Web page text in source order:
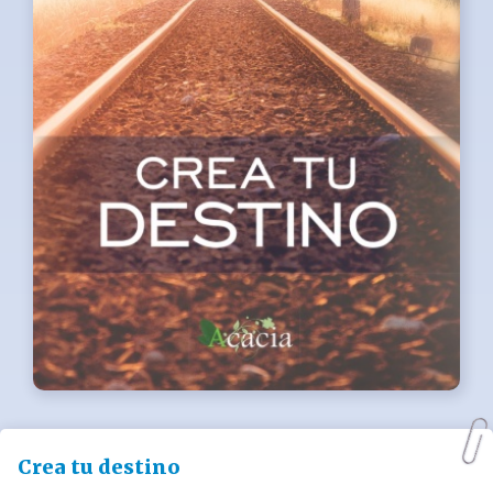
Crea tu destino